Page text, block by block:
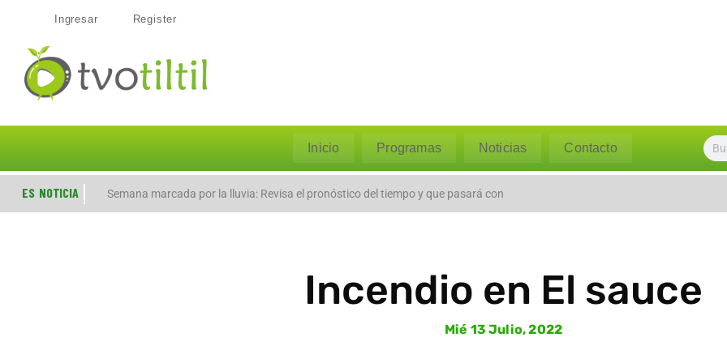
Ingresar Register
Inicio Programas Noticias Contacto
ES NOTICIA
Semana marcada por la lluvia: Revisa el pronóstico del tiempo y que pasará con
Evacúan preventivamente a familias por aumento del caudal del río Polpaico ant
Incendio en El sauce
Mié 13 Julio, 2022